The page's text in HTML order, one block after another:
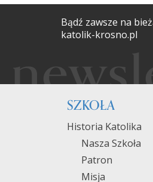
Bądź zawsze na
katolik-krosno.pl
SZKOŁA
Historia Katolika
Nasza Szkoła
Patron
Misja